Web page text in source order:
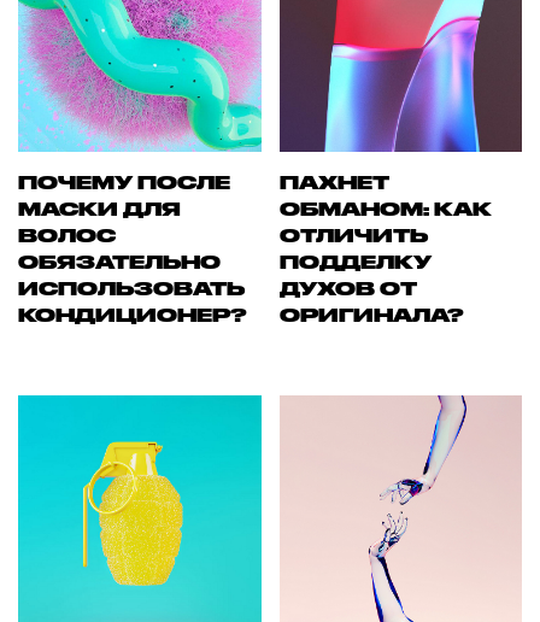
ПОЧЕМУ ПОСЛЕ
МАСКИ ДЛЯ
ВОЛОС
ОБЯЗАТЕЛЬНО
ИСПОЛЬЗОВАТЬ
КОНДИЦИОНЕР?
ПАХНЕТ
ОБМАНОМ: КАК
ОТЛИЧИТЬ
ПОДДЕЛКУ
ДУХОВ ОТ
ОРИГИНАЛА?